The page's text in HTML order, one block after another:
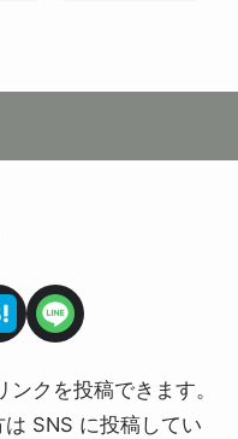
クを投稿できます。
SNS に投稿してい